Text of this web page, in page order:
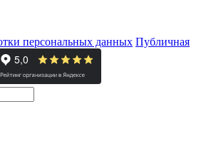
персональных данных Публичная